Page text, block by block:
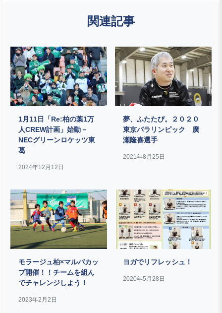
関連記事
1月11日「Re:柏の葉1万
人CREW計画」始動－
NECグリーンロケッツ東
葛
2024年12月12日
夢、ふたたび。２０２０
東京パラリンピック 廣
瀬隆喜選手
2021年8月25日
モラージュ柏×マルバカッ
プ開催！！チームを組ん
でチャレンジしよう！
2023年2月2日
ヨガでリフレッシュ！
2020年5月28日